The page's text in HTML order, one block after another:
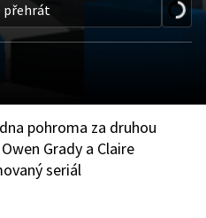
přehrát
pohroma za druhou
Grady a Claire
seriál